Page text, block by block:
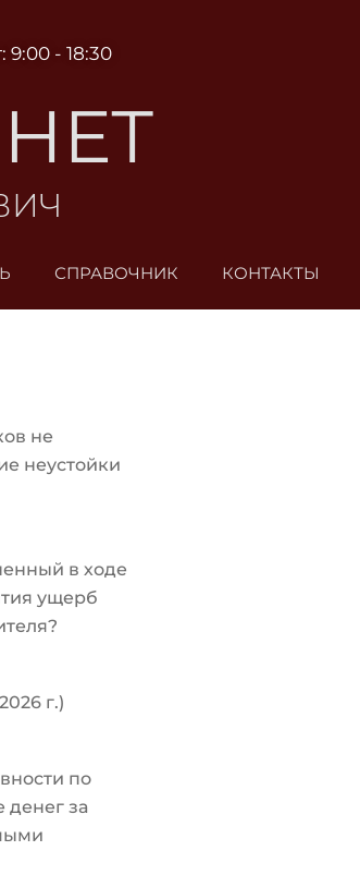
9:00 - 18:30
СПРАВОЧНИК КОНТАКТЫ
не
неустойки
в ходе
ущерб
г.)
по
денег за